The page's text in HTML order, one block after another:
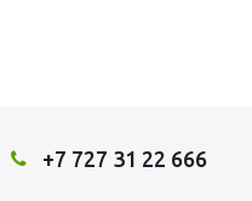
+7 727 31 22 666